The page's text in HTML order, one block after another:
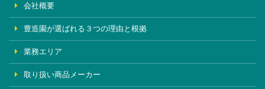
会社概要
豊造園が選ばれる３つの理由と根拠
業務エリア
取り扱い商品メーカー